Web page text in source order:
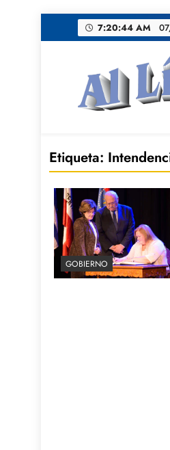
al
7:20:45 AM
Etiqueta:
GOBIERNO